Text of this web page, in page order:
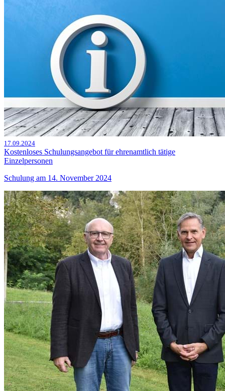
17.09.2024
Kostenloses Schulungsangebot für ehrenamtlich tätige
Einzelpersonen
Schulung am 14. November 2024